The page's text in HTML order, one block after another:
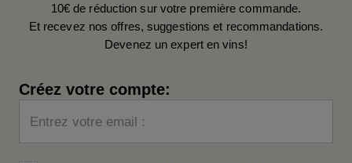
10€ de réduction sur votre première commande.
Et recevez nos offres, suggestions et recommandations.
Devenez un expert en vins!
Créez votre compte:
Entrez votre email :